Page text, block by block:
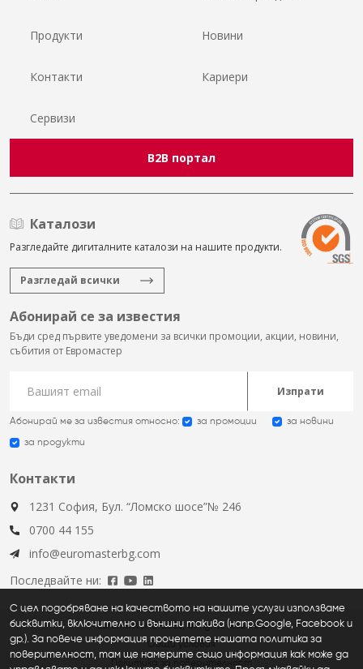
Продукти Новини
Контакти Кариери
Сервизи
B2B портал
Каталози
Разгледайте дигиталните каталози на нашите продукти.
Разгледай всички
Абонирай се за известия
Бъди сред първите уведомени за всички промоции, акции, новини,
събития от Евромастер
Изпрати
Абонирай ме за известия относно: за промоции за новини
за продукти
Контакти
1231 София, Бул. “Ломско шосе”№ 246
0700 44 155
info@euromasterbg.com
Последвайте ни:
Euromaster © 2026, all rights reserved
Общи условия
С цел подобряване на качеството на нашите услуги използваме
бисквитки, включително и външни такива (напр.Google, Facebook и
др.). За повече информация прочетете нашата политика за
поверителност, там ще намерите също информация как може да